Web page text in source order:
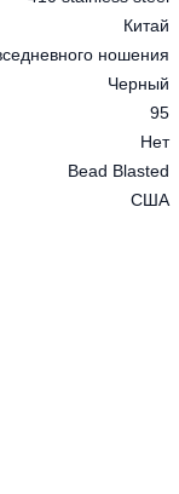
Китай
ношения
Черный
95
Нет
Bead Blasted
США